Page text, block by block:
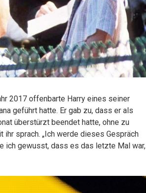
2017 offenbarte Harry eines seiner
geführt hatte. Er gab zu, dass er als
überstürzt beendet hatte, ohne zu
sprach. „Ich werde dieses Gespräch
ich gewusst, dass es das letzte Mal war,